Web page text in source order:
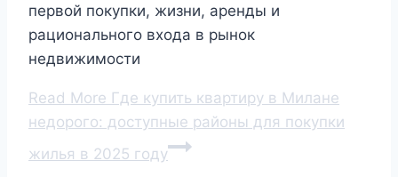
первой покупки, жизни, аренды и
рационального входа в рынок
недвижимости
Read More Где купить квартиру в Милане
недорого: доступные районы для покупки
жилья в 2025 году